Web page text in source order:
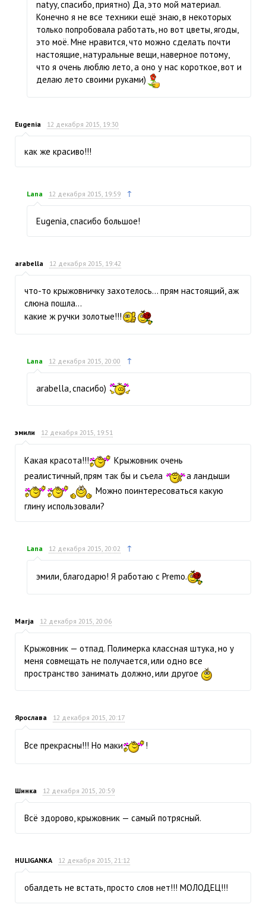
natyy, спасибо, приятно) Да, это мой материал.
Конечно я не все техники ещё знаю, в некоторых
только попробовала работать, но вот цветы, ягоды,
это моё. Мне нравится, что можно сделать почти
настоящие, натуральные вещи, наверное потому,
что я очень люблю лето, а оно у нас короткое, вот и
делаю лето своими руками)
Eugenia 12 декабря 2015, 19:30
как же красиво!!!
Lana 12 декабря 2015, 19:59 ↑
Eugenia, спасибо большое!
arabella 12 декабря 2015, 19:42
что-то крыжовничку захотелось… прям настоящий, аж
слюна пошла…
какие ж ручки золотые!!!
Lana 12 декабря 2015, 20:00 ↑
arabella, спасибо)
эмили 12 декабря 2015, 19:51
Какая красота!!!
Крыжовник очень
реалистичный, прям так бы и съела
а ландыши
Можно поинтересоваться какую
глину использовали?
Lana 12 декабря 2015, 20:02 ↑
эмили, благодарю! Я работаю с Premo.
Marja 12 декабря 2015, 20:06
Крыжовник — отпад. Полимерка классная штука, но у
меня совмещать не получается, или одно все
пространство занимать должно, или другое
Ярослава 12 декабря 2015, 20:17
Все прекрасны!!! Но маки !
Шинка 12 декабря 2015, 20:59
Всё здорово, крыжовник — самый потрясный.
HULIGANKA 12 декабря 2015, 21:12
обалдеть не встать, просто слов нет!!! МОЛОДЕЦ!!!